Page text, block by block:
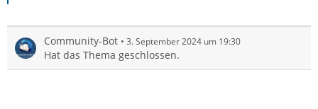
Community-Bot 3. September 2024 um 19:30
Hat das Thema geschlossen.